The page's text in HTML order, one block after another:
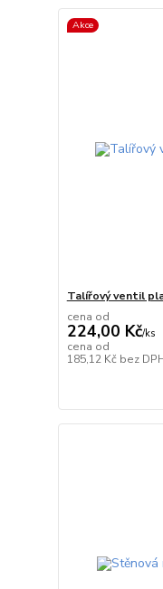
Akce
Talířový ventil
cena od
224,00 Kč/ks
cena od
185,12 Kč bez